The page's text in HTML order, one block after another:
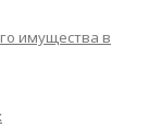
имущества в